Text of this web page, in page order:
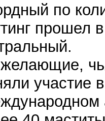
по
прошел
участие